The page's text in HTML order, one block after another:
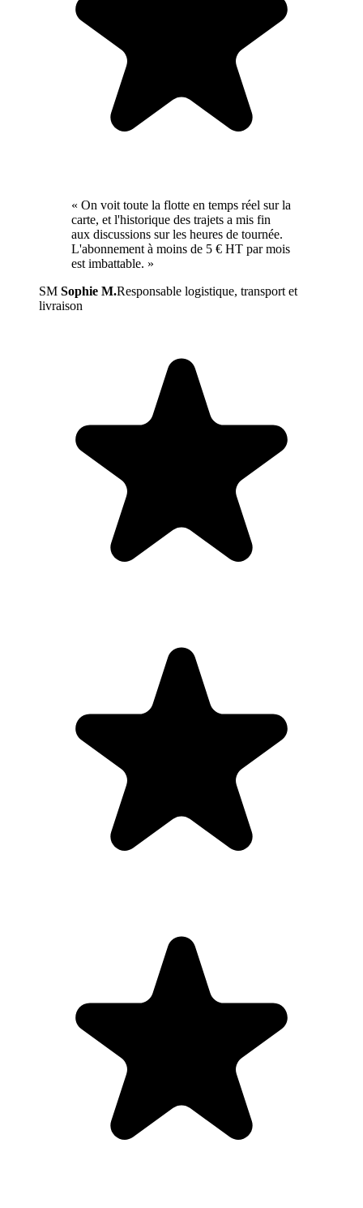
« On voit toute la flotte en temps réel sur la
carte, et l'historique des trajets a mis fin
aux discussions sur les heures de tournée.
L'abonnement à moins de 5 € HT par mois
est imbattable. »
SM Sophie M.Responsable logistique, transport et
livraison